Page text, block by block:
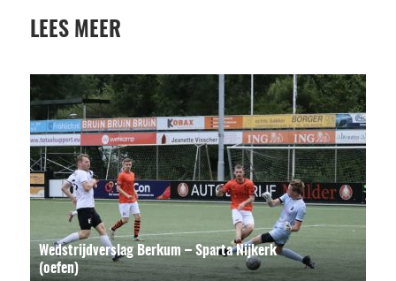
LEES MEER
Wedstrijdverslag Berkum – Sparta Nijkerk
(oefen)